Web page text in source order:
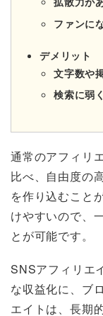
ファンに
デメリット
文字数や
検索に弱
通常のアフィリ
比べ、自由度の
を作り込むこと
けやすいので、
とが可能です。
SNSアフィリエ
な収益化に、ブ
エイトは、長期